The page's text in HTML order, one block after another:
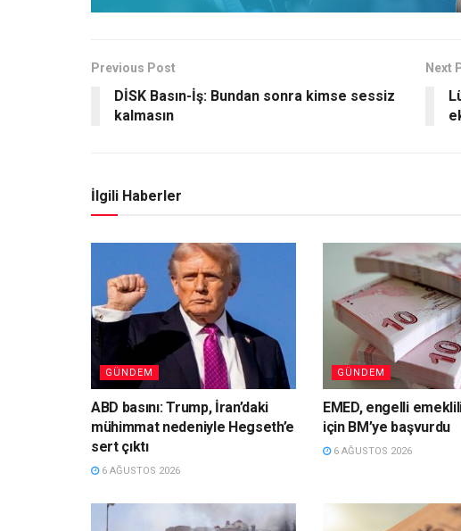
Previous Post
DİSK Basın-İş: Bundan sonra kimse sessiz
kalmasın
Next
İlgili Haberler
GÜNDEM
ABD basını: Trump, İran’daki
mühimmat nedeniyle Hegseth’e
sert çıktı
6 AĞUSTOS 2026
GÜNDEM
EMED, engelli
için BM’ye başvurdu
6 AĞUSTOS 2026